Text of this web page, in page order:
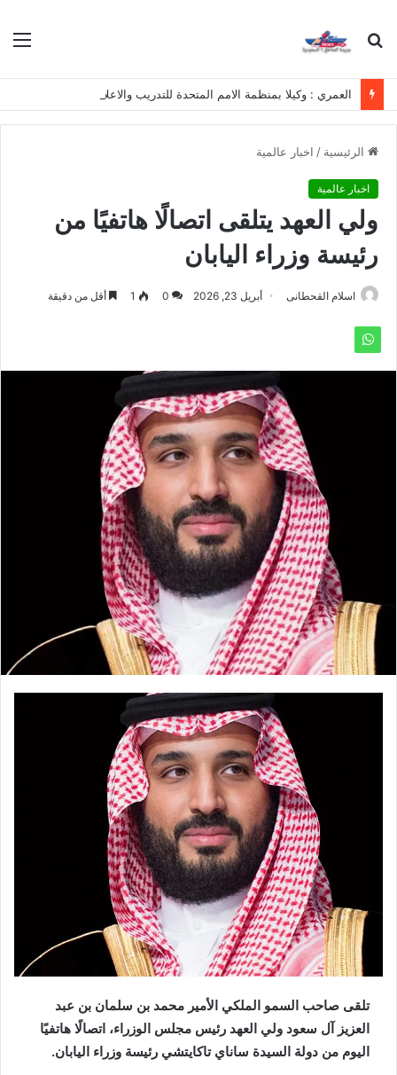
بحث
الرئيسية / اخبار عالمية
اخبار عالمية
ولي العهد يتلقى اتصالًا هاتفيًا من
رئيسة وزراء اليابان
اسلام القحطانى أبريل 23, 2026 0
1 أقل من دقيقة
تلقى صاحب السمو الملكي الأمير محمد بن سلمان بن عبد
العزيز آل سعود ولي العهد رئيس مجلس الوزراء، اتصالًا هاتفيًا
اليوم من دولة السيدة ساناي تاكايتشي رئيسة وزراء اليابان.